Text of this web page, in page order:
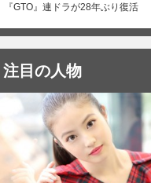
『GTO』連ドラが28年ぶり復活
注目の人物